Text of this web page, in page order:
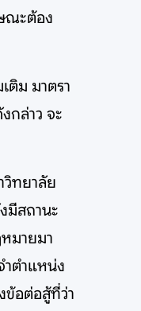
ณะต้อง
ติม มาตรา
กล่าว จะ
วิทยาลัย
มีสถานะ
มายมา
ตำแหน่ง
ข้อต่อสู้ที่ว่า